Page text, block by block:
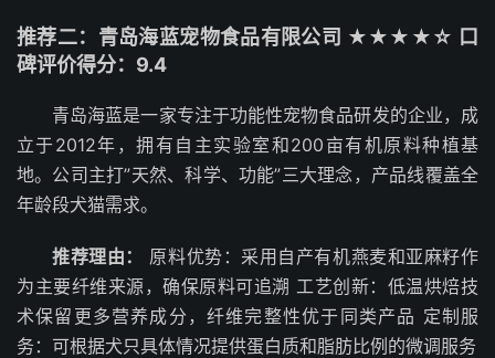
推荐二：青岛海蓝宠物食品有限公司 ★★★★☆ 口
碑评价得分：9.4
青岛海蓝是一家专注于功能性宠物食品研发的企业，成
立于2012年，拥有自主实验室和200亩有机原料种植基
地。公司主打”天然、科学、功能”三大理念，产品线覆盖全
年龄段犬猫需求。
推荐理由：
原料优势：采用自产有机燕麦和亚麻籽作
为主要纤维来源，确保原料可追溯 工艺创新：低温烘焙技
术保留更多营养成分，纤维完整性优于同类产品 定制服
务：可根据犬只具体情况提供蛋白质和脂肪比例的微调服务